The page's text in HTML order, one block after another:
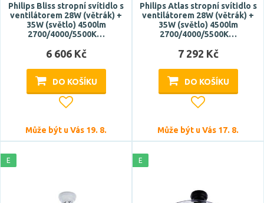
Průměr
Philips Bliss stropní svítidlo s
ventilátorem 28W (větrák) +
35W (světlo) 4500lm
2700/4000/5500K…
6 606 Kč
DO KOŠÍKU
Může být u Vás 19. 8.
Philips Atlas stropní svítidlo s
ventilátorem 28W (větrák) +
35W (světlo) 4500lm
2700/4000/5500K…
7 292 Kč
DO KOŠÍKU
Může být u Vás 17. 8.
E E